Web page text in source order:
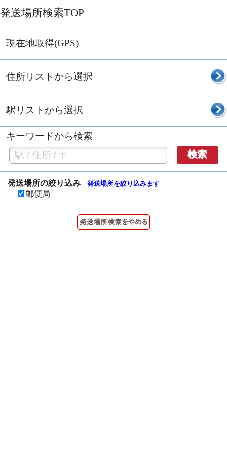
発送場所検索TOP
現在地取得(GPS)
住所リストから選択
駅リストから選択
キーワードから検索
検索
発送場所の絞り込み 発送場所を絞り込みます
郵便局